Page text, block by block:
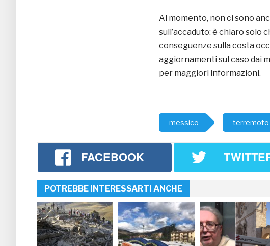
Al momento, non ci sono
sull’accaduto: è chiaro solo
conseguenze sulla costa
aggiornamenti sul caso dai
per maggiori informazioni.
messico terremoto
FACEBOOK
POTREBBE INTERESSARTI ANCHE